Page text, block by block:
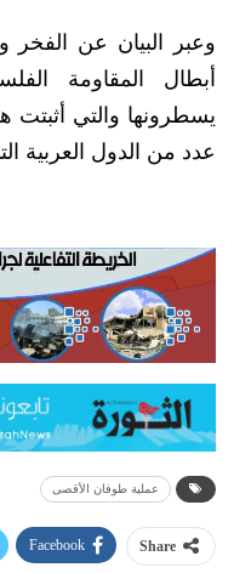
وعبر البيان عن الفخر
أبطال المقاومة
يسطرونها والتي
عدد من الدول العربية
عملية طوفان الأقصى
Share
Facebook